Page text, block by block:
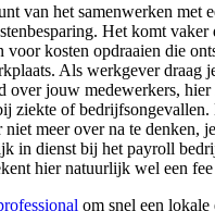
van het samenwerken met
Het komt vaker
voor kosten opdraaien die
Als werkgever draag
over jouw medewerkers, hier
ziekte of
niet meer over na te denken,
in dienst bij het payroll
hier natuurlijk wel een
om snel een lokale